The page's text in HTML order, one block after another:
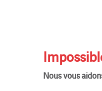
Nous vous